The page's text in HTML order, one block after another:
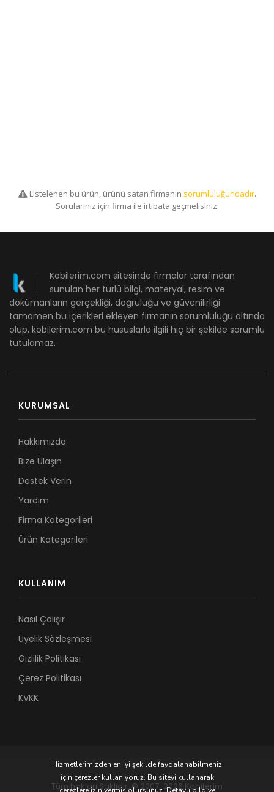
Listelenen bu ürün, ürünü satan firmanın sorumluluğundadır.
Sorularınız için firma ile irtibata geçmelisiniz.
Kobilerim.com sitesinde firmalar tarafından
sunulan her türlü bilgi, materyal, resim ve
dökümanların gerçekliği, doğruluğu ve güvenilirliği
tamamen bu içerikleri ekleyen firmanın sorumluluğu altında
olup, kobilerim.com bu hususlarla ilgili hiç bir şekilde sorumlu
tutulamaz.
KURUMSAL
Hakkımızda
Bize Ulaşın
Destek Verin
Yardım
Firma Kategorileri
Ürün Kategorileri
KULLANIM
Nasıl Çalışır
Üyelik Sözleşmesi
Gizlilik Politikası
Çerez Politikası
KVKK
Tüm hakları Saklıdır. © 2007-2026 Kobilerim
Hizmetlerimizden en iyi şekilde faydalanabilmeniz
için çerezler kullanıyoruz. Bu siteyi kullanarak